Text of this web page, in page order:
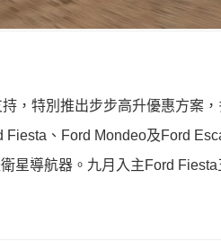
，特別推出步步高升優惠方案
Fiesta、Ford Mondeo及Ford
星導航器。九月入主Ford